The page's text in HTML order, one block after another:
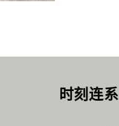
时刻连系